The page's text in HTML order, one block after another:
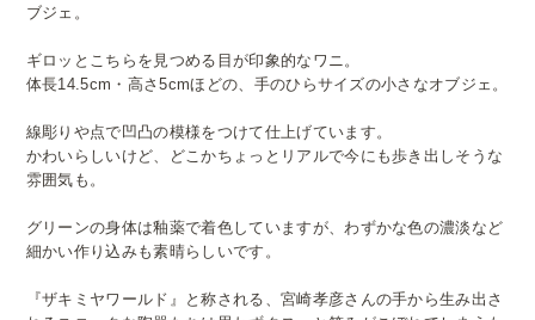
ブジェ。
ギロッとこちらを見つめる目が印象的なワニ。
体長14.5cm・高さ5cmほどの、手のひらサイズの小さなオブジェ。
線彫りや点で凹凸の模様をつけて仕上げています。
かわいらしいけど、どこかちょっとリアルで今にも歩き出しそうな
雰囲気も。
グリーンの身体は釉薬で着色していますが、わずかな色の濃淡など
細かい作り込みも素晴らしいです。
『ザキミヤワールド』と称される、宮崎孝彦さんの手から生み出さ